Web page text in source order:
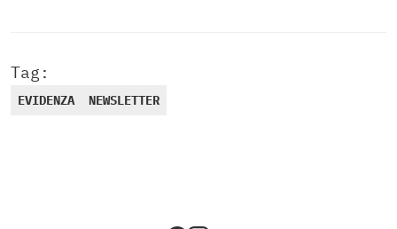
Tag:
EVIDENZA NEWSLETTER